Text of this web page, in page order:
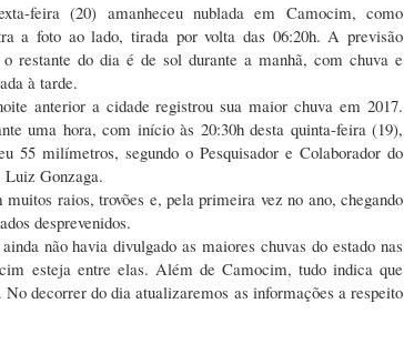
feira (20) amanheceu nublada em Camocim, como
a foto ao lado, tirada por volta das 06:20h. A previsão
o restante do dia é de sol durante a manhã, com chuva e
à tarde.
anterior a cidade registrou sua maior chuva em 2017.
uma hora, com início às 20:30h desta quinta-feira (19),
55 milímetros, segundo o Pesquisador e Colaborador do
Luiz Gonzaga.
raios, trovões e, pela primeira vez no ano, chegando
desprevenidos.
não havia divulgado as maiores chuvas do estado nas
esteja entre elas. Além de Camocim, tudo indica que
decorrer do dia atualizaremos as informações a respeito